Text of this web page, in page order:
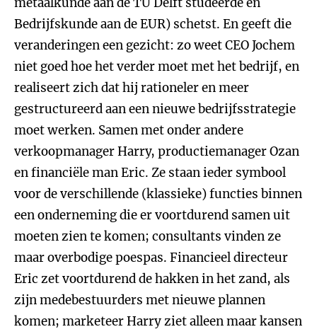
Bedrijfskunde aan de EUR) schetst. En geeft die
veranderingen een gezicht: zo weet CEO Jochem
niet goed hoe het verder moet met het bedrijf, en
realiseert zich dat hij rationeler en meer
gestructureerd aan een nieuwe bedrijfsstrategie
moet werken. Samen met onder andere
verkoopmanager Harry, productiemanager Ozan
en financiële man Eric. Ze staan ieder symbool
voor de verschillende (klassieke) functies binnen
een onderneming die er voortdurend samen uit
moeten zien te komen; consultants vinden ze
maar overbodige poespas. Financieel directeur
Eric zet voortdurend de hakken in het zand, als
zijn medebestuurders met nieuwe plannen
komen; marketeer Harry ziet alleen maar kansen